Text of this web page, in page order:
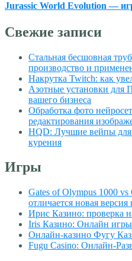
Jurassic World Evolution —
Свежие записи
Стальная бесшовная
производство и
Накрутка Twitch: как
Азотные установки для
вашего бизнеса
Обработка фото
редактирования
HQD: Лучшие вейпы для
курения
Игры
Gates of Olympus 1000
отличается новая версия
Ирис Казино: проверка
Iris Казино: Онлайн игры
Онлайн-казино Фугу
Fugu Сasino: Онлайн-